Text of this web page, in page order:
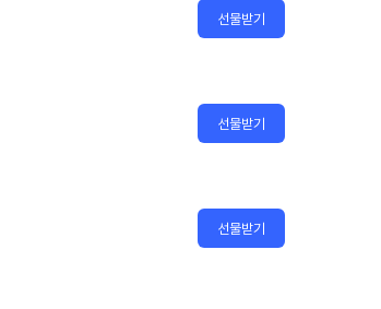
선물받기
선물받기
선물받기